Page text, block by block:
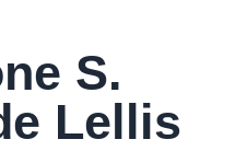
S.
Lellis